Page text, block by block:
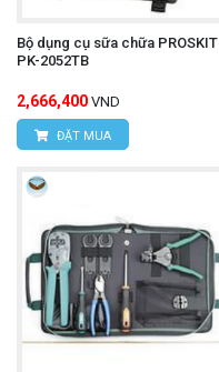
Bộ dụng cụ sữa chữa PROSKIT
PK-2052TB
2,666,400 VND
ĐẶT MUA